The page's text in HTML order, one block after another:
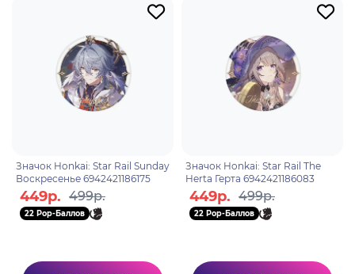
Значок Honkai: Star Rail Sunday
Воскресенье 6942421186175
449р. 499р.
22 Pop-Баллов
Значок Honkai: Star Rail The
Herta Герта 6942421186083
449р. 499р.
22 Pop-Баллов